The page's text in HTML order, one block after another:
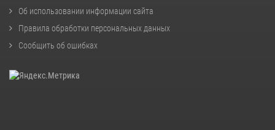
Об использовании информации сайта
Правила обработки персональных данных
Сообщить об ошибках